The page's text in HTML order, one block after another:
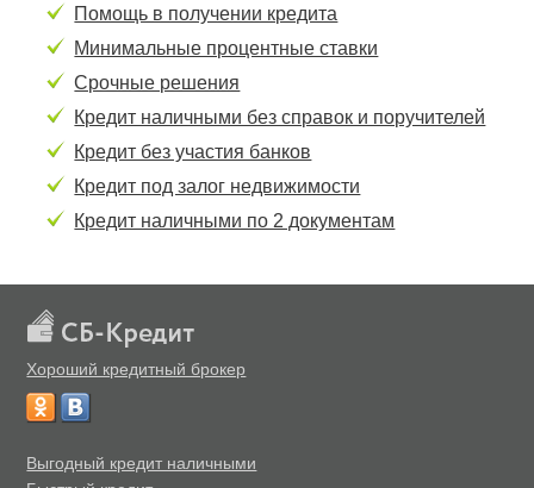
Помощь в получении кредита
Минимальные процентные ставки
Срочные решения
Кредит наличными без справок и поручителей
Кредит без участия банков
Кредит под залог недвижимости
Кредит наличными по 2 документам
Хороший кредитный брокер
Выгодный кредит наличными